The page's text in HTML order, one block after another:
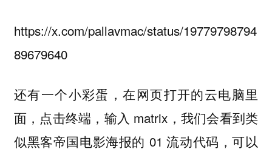
https://x.com/pallavmac/status/19779798794
89679640
还有一个小彩蛋，在网页打开的云电脑里
面，点击终端，输入 matrix，我们会看到类
似黑客帝国电影海报的 01 流动代码，可以